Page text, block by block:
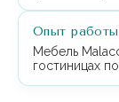
Опыт
Мебель
гостиницах
ООО
+7